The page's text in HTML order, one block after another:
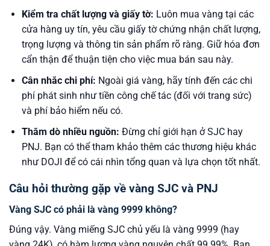
Kiểm tra chất lượng và giấy tờ: Luôn mua vàng tại các
cửa hàng uy tín, yêu cầu giấy tờ chứng nhận chất lượng,
trọng lượng và thông tin sản phẩm rõ ràng. Giữ hóa đơn
cẩn thận để thuận tiện cho việc mua bán sau này.
Cân nhắc chi phí: Ngoài giá vàng, hãy tính đến các chi
phí phát sinh như tiền công chế tác (đối với trang sức)
và phí bảo hiểm nếu có.
Thăm dò nhiều nguồn: Đừng chỉ giới hạn ở SJC hay
PNJ. Bạn có thể tham khảo thêm các thương hiệu khác
như DOJI để có cái nhìn tổng quan và lựa chọn tốt nhất.
Câu hỏi thường gặp về vàng SJC và PNJ
Vàng SJC có phải là vàng 9999 không?
Đúng vậy. Vàng miếng SJC chủ yếu là vàng 9999 (hay